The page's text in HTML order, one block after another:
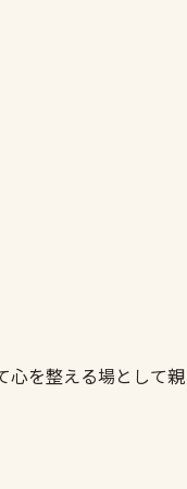
を整える場として親